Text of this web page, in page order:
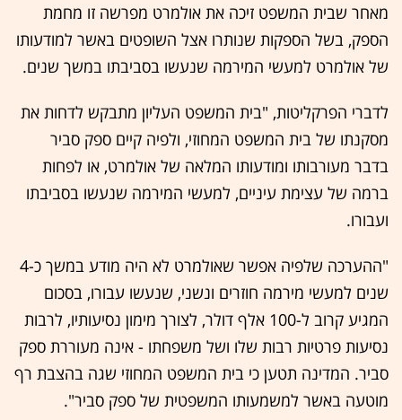
מאחר שבית המשפט זיכה את אולמרט מפרשה זו מחמת
הספק, בשל הספקות שנותרו אצל השופטים באשר למודעותו
של אולמרט למעשי המירמה שנעשו בסביבתו במשך שנים.
לדברי הפרקליטות, "בית המשפט העליון מתבקש לדחות את
מסקנתו של בית המשפט המחוזי, ולפיה קיים ספק סביר
בדבר מעורבותו ומודעותו המלאה של אולמרט, או לפחות
ברמה של עצימת עיניים, למעשי המירמה שנעשו בסביבתו
ועבורו.
"ההערכה שלפיה אפשר שאולמרט לא היה מודע במשך כ-4
שנים למעשי מירמה חוזרים ונשני, שנעשו עבורו, בסכום
המגיע קרוב ל-100 אלף דולר, לצורך מימון נסיעותיו, לרבות
נסיעות פרטיות רבות שלו ושל משפחתו - אינה מעוררת ספק
סביר. המדינה תטען כי בית המשפט המחוזי שגה בהצבת רף
מוטעה באשר למשמעותו המשפטית של ספק סביר".